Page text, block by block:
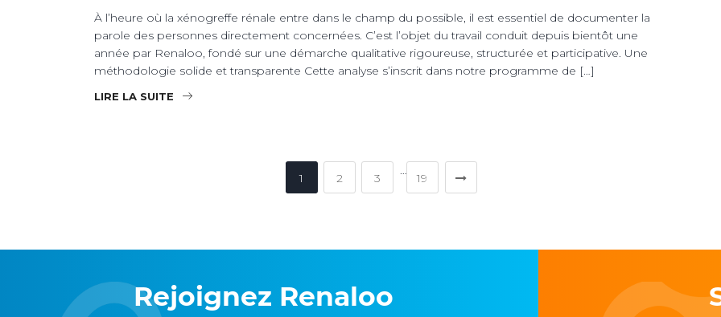
À l’heure où la xénogreffe rénale entre dans le champ du possible, il est essentiel de documenter la
parole des personnes directement concernées. C’est l’objet du travail conduit depuis bientôt une
année par Renaloo, fondé sur une démarche qualitative rigoureuse, structurée et participative. Une
méthodologie solide et transparente Cette analyse s’inscrit dans notre programme de […]
LIRE LA SUITE
1 2 3
…
19
Rejoignez Renaloo